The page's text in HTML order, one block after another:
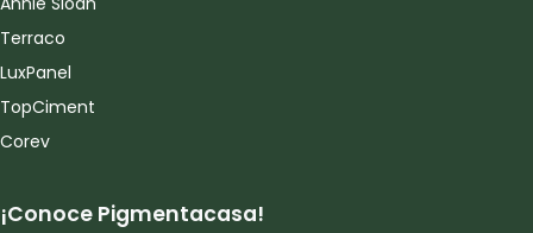
Terraco
LuxPanel
TopCiment
Corev
¡Conoce Pigmentacasa!